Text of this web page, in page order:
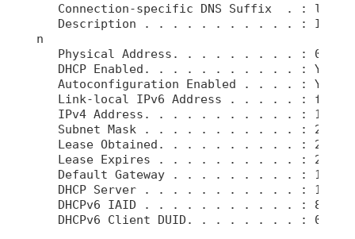
Connection-specific DNS Suffix  . :
Description . . . . . . . . . . . :
n
Physical Address. . . . . . . . . : 00-
   DHCP Enabled. . . . . . . . . . . : Yes
   Autoconfiguration Enabled . . . . : Yes
Link-local IPv6 Address . . . . . :
IPv4 Address. . . . . . . . . . . :
Subnet Mask . . . . . . . . . . . :
Lease Obtained. . . . . . . . . . : 22.
Lease Expires . . . . . . . . . . : 22.
Default Gateway . . . . . . . . . :
DHCP Server . . . . . . . . . . . :
DHCPv6 IAID . . . . . . . . . . . :
DHCPv6 Client DUID. . . . . . . . : 00-